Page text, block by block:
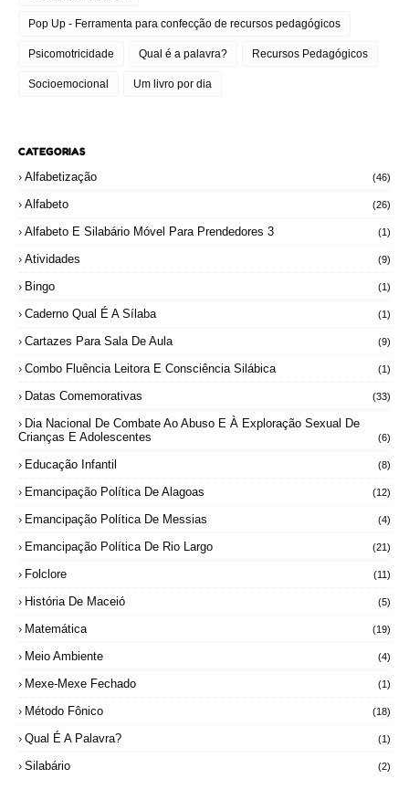
Pop Up - Ferramenta para confecção de recursos pedagógicos
Psicomotricidade Qual é a palavra? Recursos Pedagógicos
Socioemocional Um livro por dia
CATEGORIAS
Alfabetização
(46)
Alfabeto (26)
Alfabeto E Silabário Móvel Para Prendedores 3 (1)
Atividades (9)
Bingo (1)
Caderno Qual É A Sílaba (1)
Cartazes Para Sala De Aula (9)
Combo Fluência Leitora E Consciência Silábica (1)
Datas Comemorativas (33)
Dia Nacional De Combate Ao Abuso E À Exploração Sexual De
Crianças E Adolescentes
(6)
Educação Infantil (8)
Emancipação Política De Alagoas (12)
Emancipação Política De Messias (4)
Emancipação Política De Rio Largo (21)
Folclore (11)
História De Maceió (5)
Matemática (19)
Meio Ambiente (4)
Mexe-Mexe Fechado (1)
Método Fônico (18)
Qual É A Palavra? (1)
Silabário (2)